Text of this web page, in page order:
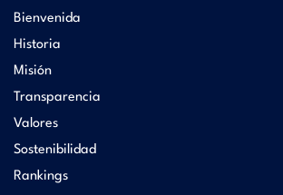
Bienvenida
Historia
Misión
Transparencia
Valores
Sostenibilidad
Rankings